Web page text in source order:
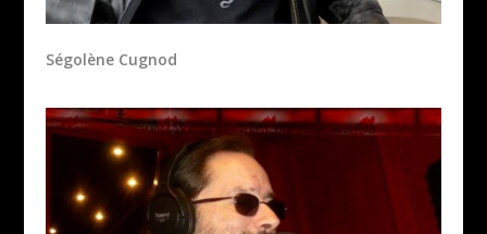
Ségolène Cugnod